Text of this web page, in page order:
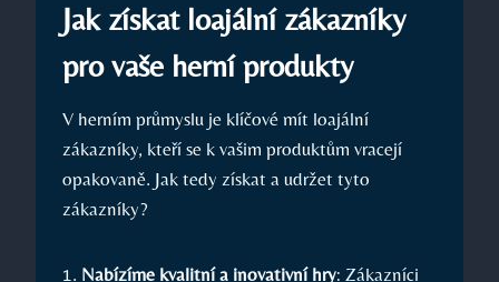
Jak získat loajální zákazníky
pro vaše herní produkty
V herním průmyslu je klíčové mít loajální
zákazníky, kteří se k vašim produktům vracejí
opakovaně. Jak tedy získat a udržet tyto
zákazníky?
1. Nabízíme kvalitní a inovativní hry: Zákazníci